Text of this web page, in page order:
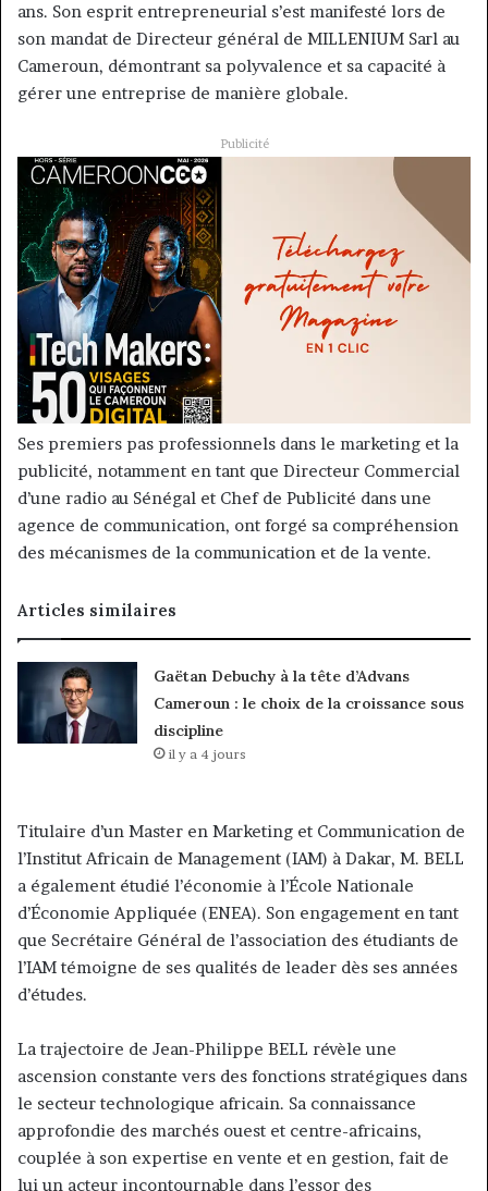
ans. Son esprit entrepreneurial s’est manifesté lors de
son mandat de Directeur général de MILLENIUM Sarl au
Cameroun, démontrant sa polyvalence et sa capacité à
gérer une entreprise de manière globale.
Publicité
Ses premiers pas professionnels dans le marketing et la
publicité, notamment en tant que Directeur Commercial
d’une radio au Sénégal et Chef de Publicité dans une
agence de communication, ont forgé sa compréhension
des mécanismes de la communication et de la vente.
Articles similaires
Gaëtan Debuchy à la tête d’Advans
Cameroun : le choix de la croissance sous
discipline
il y a 4 jours
Titulaire d’un Master en Marketing et Communication de
l’Institut Africain de Management (IAM) à Dakar, M. BELL
a également étudié l’économie à l’École Nationale
d’Économie Appliquée (ENEA). Son engagement en tant
que Secrétaire Général de l’association des étudiants de
l’IAM témoigne de ses qualités de leader dès ses années
d’études.
La trajectoire de Jean-Philippe BELL révèle une
ascension constante vers des fonctions stratégiques dans
le secteur technologique africain. Sa connaissance
approfondie des marchés ouest et centre-africains,
couplée à son expertise en vente et en gestion, fait de
lui un acteur incontournable dans l’essor des